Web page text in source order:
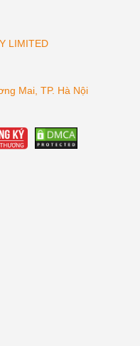
LIMITED
Mai, TP. Hà Nội